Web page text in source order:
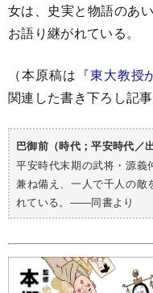
女は、史実と物語のあ
お語り継がれている。
（本原稿は 『東大教授
関連した書き下ろし記事
巴御前（時代；平安時代／
平安時代末期の武将・源義
兼ね備え、一人で千人の敵
れている。――同書より